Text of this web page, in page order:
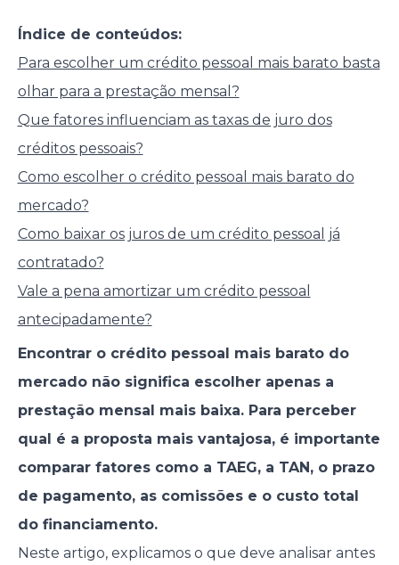
Índice de conteúdos:
Para escolher um crédito pessoal mais barato basta
olhar para a prestação mensal?
Que fatores influenciam as taxas de juro dos
créditos pessoais?
Como escolher o crédito pessoal mais barato do
mercado?
Como baixar os juros de um crédito pessoal já
contratado?
Vale a pena amortizar um crédito pessoal
antecipadamente?
Encontrar o crédito pessoal mais barato do
mercado não significa escolher apenas a
prestação mensal mais baixa. Para perceber
qual é a proposta mais vantajosa, é importante
comparar fatores como a TAEG, a TAN, o prazo
de pagamento, as comissões e o custo total
do financiamento.
Neste artigo, explicamos o que deve analisar antes